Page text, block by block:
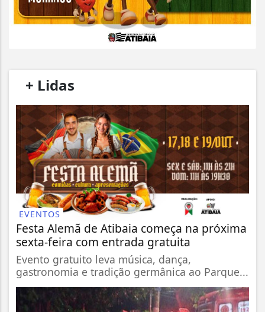
+ Lidas
EVENTOS
Festa Alemã de Atibaia começa na próxima
sexta-feira com entrada gratuita
Evento gratuito leva música, dança,
gastronomia e tradição germânica ao Parque...